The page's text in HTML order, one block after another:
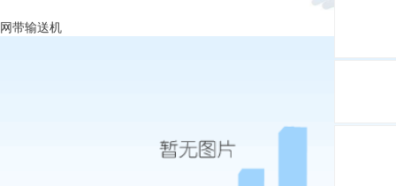
网带输送机